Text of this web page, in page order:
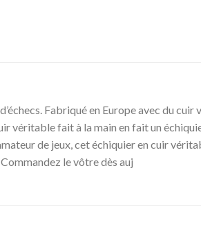
Fabriqué en Europe avec du
véritable fait à la main en fait un
de jeux, cet échiquier en cuir
le vôtre dès auj